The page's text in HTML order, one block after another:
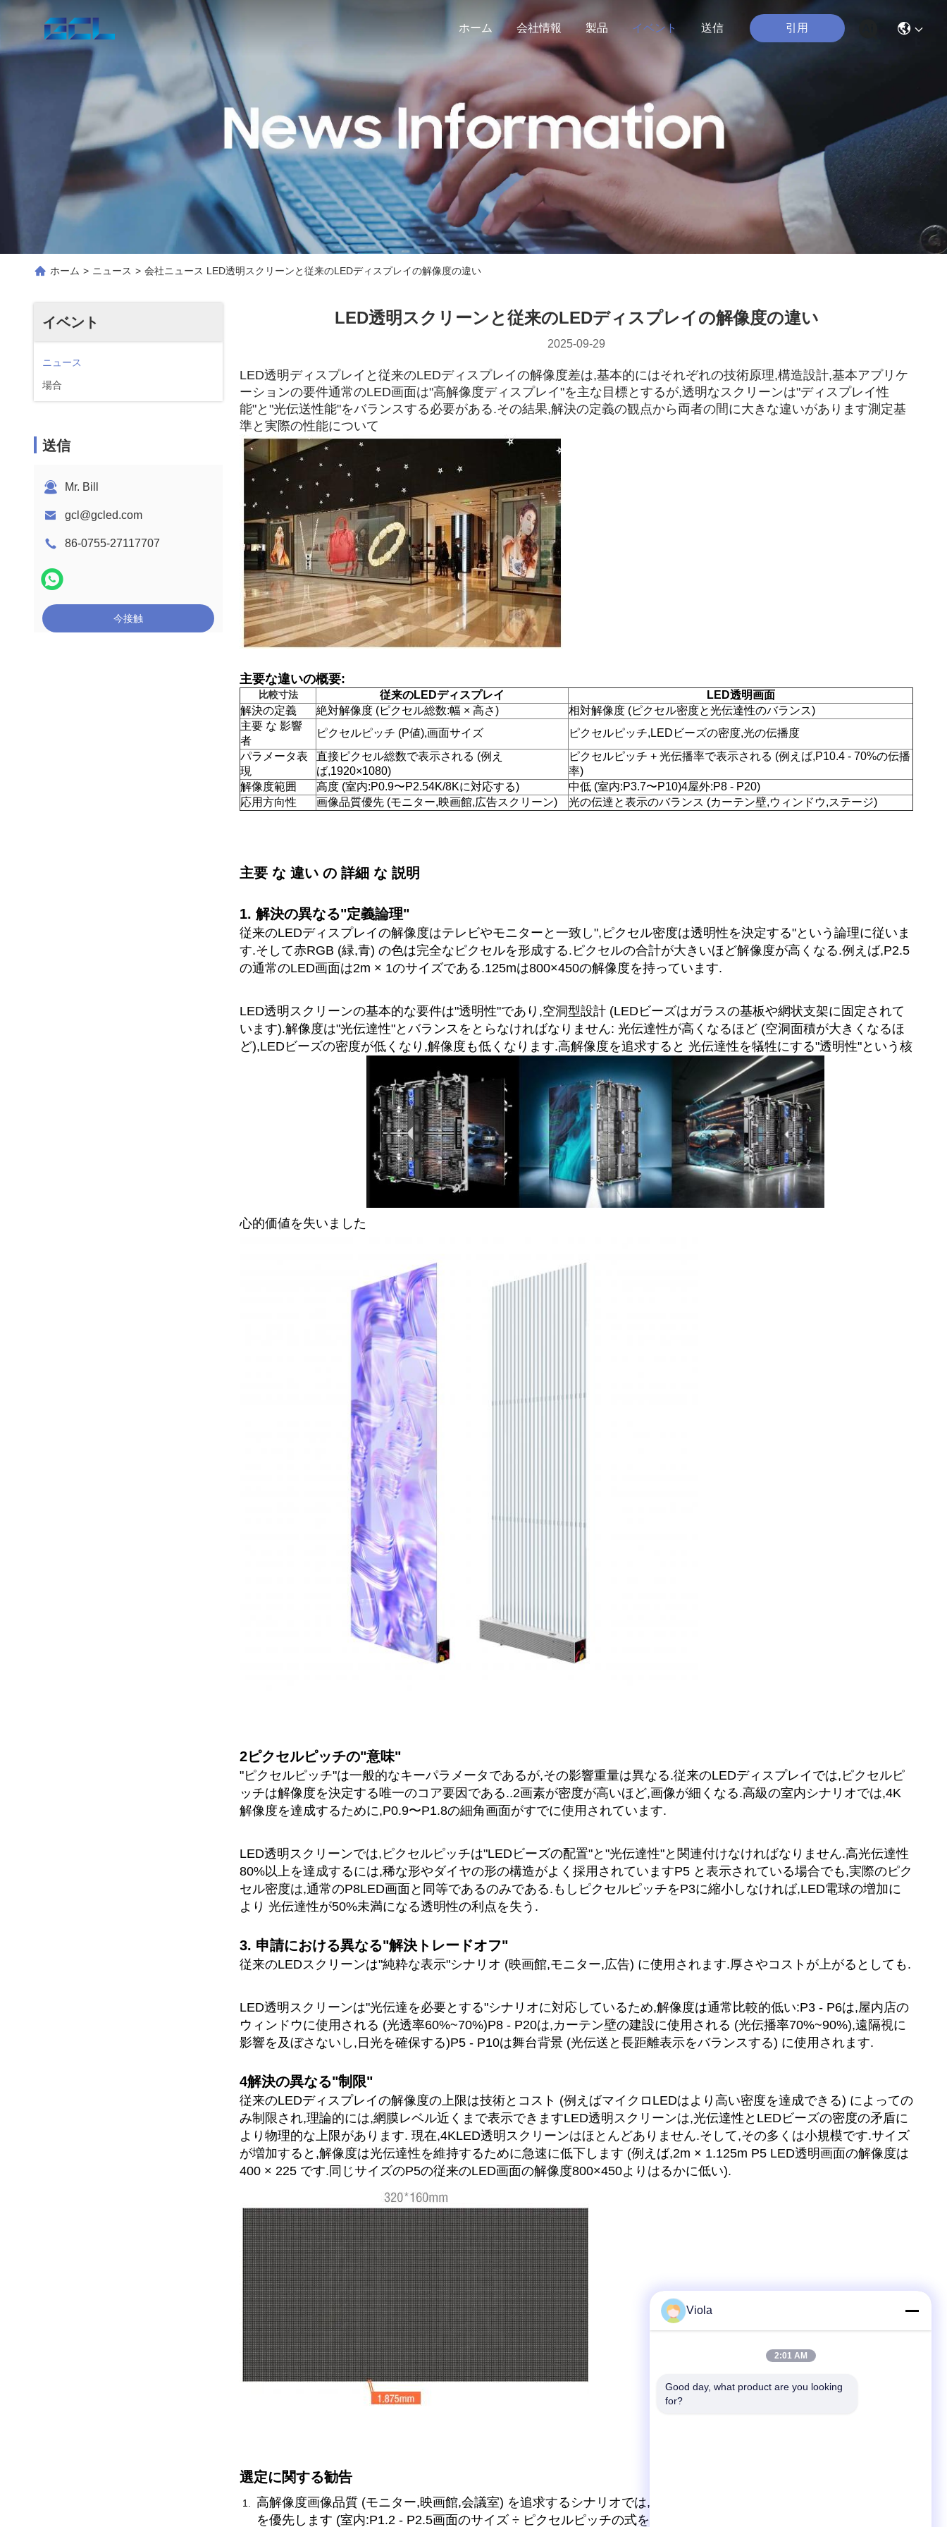
ホーム 会社情報 製品 イベント 送信 引用
ホーム > ニュース > 会社ニュース LED透明スクリーンと従来のLEDディスプレイの解像度の違い
イベント
ニュース
場合
送信
Mr. Bill
gcl@gcled.com
86-0755-27117707
今接触
LED透明スクリーンと従来のLEDディスプレイの解像度の違い
2025-09-29
LED透明ディスプレイと従来のLEDディスプレイの解像度差は,基本的にはそれぞれの技術原理,構造設計,基本アプリケ
ーションの要件通常のLED画面は"高解像度ディスプレイ"を主な目標とするが,透明なスクリーンは"ディスプレイ性
能"と"光伝送性能"をバランスする必要がある.その結果,解決の定義の観点から両者の間に大きな違いがあります測定基
準と実際の性能について
主要な違いの概要:
比較寸法 従来のLEDディスプレイ
LED透明画面
解決の定義
絶対解像度 (ピクセル総数:幅 × 高さ)
相対解像度 (ピクセル密度と光伝達性のバランス)
主要 な 影響
者
ピクセルピッチ (P値),画面サイズ
ピクセルピッチ,LEDビーズの密度,光の伝播度
パラメータ表
現
直接ピクセル総数で表示される (例え
ば,1920×1080)
ピクセルピッチ + 光伝播率で表示される (例えば,P10.4 - 70%の伝播
率)
解像度範囲
高度 (室内:P0.9〜P2.54K/8Kに対応する)
中低 (室内:P3.7〜P10)4屋外:P8 - P20)
応用方向性
画像品質優先 (モニター,映画館,広告スクリーン) 光の伝達と表示のバランス (カーテン壁,ウィンドウ,ステージ)
主要 な 違い の 詳細 な 説明
1. 解決の異なる"定義論理"
従来のLEDディスプレイの解像度はテレビやモニターと一致し",ピクセル密度は透明性を決定する"という論理に従いま
す.そして赤RGB (緑,青) の色は完全なピクセルを形成する.ピクセルの合計が大きいほど解像度が高くなる.例えば,P2.5
の通常のLED画面は2m × 1のサイズである.125mは800×450の解像度を持っています.
LED透明スクリーンの基本的な要件は"透明性"であり,空洞型設計 (LEDビーズはガラスの基板や網状支架に固定されて
います).解像度は"光伝達性"とバランスをとらなければなりません: 光伝達性が高くなるほど (空洞面積が大きくなるほ
ど),LEDビーズの密度が低くなり,解像度も低くなります.高解像度を追求すると 光伝達性を犠牲にする"透明性"という核
心的価値を失いました
2ピクセルピッチの"意味"
"ピクセルピッチ"は一般的なキーパラメータであるが,その影響重量は異なる.従来のLEDディスプレイでは,ピクセルピ
ッチは解像度を決定する唯一のコア要因である..2画素が密度が高いほど,画像が細くなる.高級の室内シナリオでは,4K
解像度を達成するために,P0.9〜P1.8の細角画面がすでに使用されています.
LED透明スクリーンでは,ピクセルピッチは"LEDビーズの配置"と"光伝達性"と関連付けなければなりません.高光伝達性
80%以上を達成するには,稀な形やダイヤの形の構造がよく採用されていますP5 と表示されている場合でも,実際のピク
セル密度は,通常のP8LED画面と同等であるのみである.もしピクセルピッチをP3に縮小しなければ,LED電球の増加に
より 光伝達性が50%未満になる透明性の利点を失う.
3. 申請における異なる"解決トレードオフ"
従来のLEDスクリーンは"純粋な表示"シナリオ (映画館,モニター,広告) に使用されます.厚さやコストが上がるとしても.
LED透明スクリーンは"光伝達を必要とする"シナリオに対応しているため,解像度は通常比較的低い:P3 - P6は,屋内店の
ウィンドウに使用される (光透率60%~70%)P8 - P20は,カーテン壁の建設に使用される (光伝播率70%~90%),遠隔視に
影響を及ぼさないし,日光を確保する)P5 - P10は舞台背景 (光伝送と長距離表示をバランスする) に使用されます.
4解決の異なる"制限"
従来のLEDディスプレイの解像度の上限は技術とコスト (例えばマイクロLEDはより高い密度を達成できる) によっての
み制限され,理論的には,網膜レベル近くまで表示できますLED透明スクリーンは,光伝達性とLEDビーズの密度の矛盾に
より物理的な上限があります. 現在,4KLED透明スクリーンはほとんどありません.そして,その多くは小規模です.サイズ
が増加すると,解像度は光伝達性を維持するために急速に低下します (例えば,2m × 1.125m P5 LED透明画面の解像度は
400 × 225 です.同じサイズのP5の従来のLED画面の解像度800×450よりはるかに低い).
選定に関する勧告
高解像度画像品質 (モニター,映画館,会議室) を追求するシナリオでは,従来のLED画面を選択します.ピクセルピッチ
を優先します (室内:P1.2 - P2.5画面のサイズ ÷ ピクセルピッチの式を用いて解像度を計算する.
Viola
2:01 AM
Good day, what product are you looking
for?